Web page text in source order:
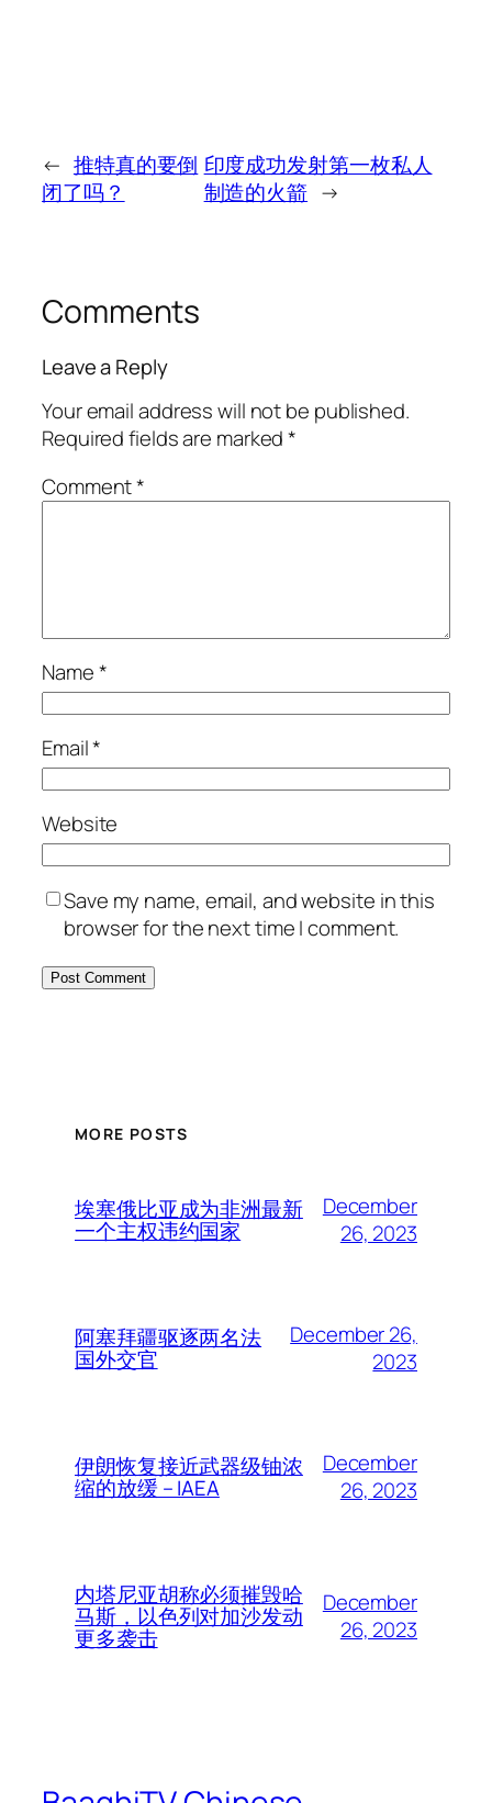
← 推特真的要倒
闭了吗？
印度成功发射第一枚私人
制造的火箭 →
Comments
Leave a Reply
Your email address will not be published.
Required fields are marked*
Comment*
Name*
Email*
Website
Save my name, email, and website in this
browser for the next time I comment.
MORE POSTS
埃塞俄比亚成为非洲最新
一个主权违约国家
December
26, 2023
阿塞拜疆驱逐两名法
国外交官
December 26,
2023
伊朗恢复接近武器级铀浓
缩的放缓 – IAEA
December
26, 2023
内塔尼亚胡称必须摧毁哈
马斯，以色列对加沙发动
更多袭击
December
26, 2023